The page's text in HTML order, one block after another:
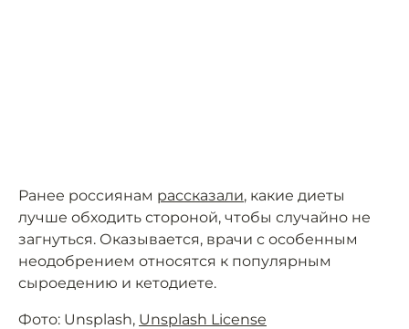
Ранее россиянам рассказали, какие диеты
лучше обходить стороной, чтобы случайно не
загнуться. Оказывается, врачи с особенным
неодобрением относятся к популярным
сыроедению и кетодиете.
Фото: Unsplash, Unsplash License